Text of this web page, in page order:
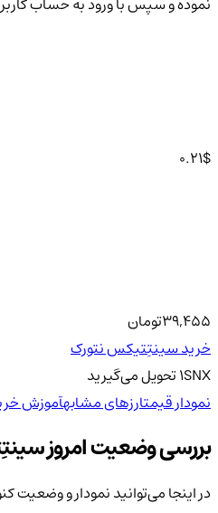
0.21$
39,455تومان
خرید سینتِتیکس نتورک
1SNX تحویلمی‌گیرید
نمودار قیمتارزهای مشابهآموزش
بررسی وضعیت امروز
در اینجا می‌توانید نمودار و